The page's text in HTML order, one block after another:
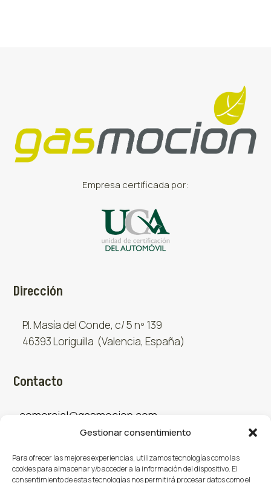
Gestionar consentimiento
Para ofrecer las mejores experiencias, utilizamos tecnologías como las
cookies para almacenar y/o acceder a la información del dispositivo. El
consentimiento de estas tecnologías nos permitirá procesar datos como el
Empresa certificada por:
Dirección
P.I. Masía del Conde, c/ 5 nº 139
46393 Loriguilla (Valencia, España)
Contacto
comercial@gasmocion.com